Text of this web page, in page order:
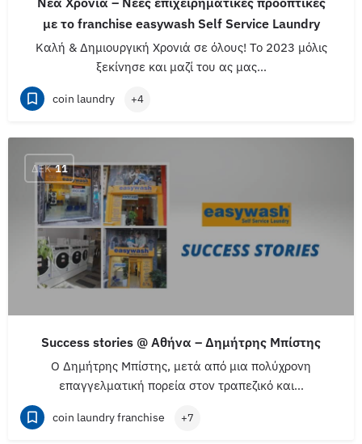
με το franchise easywash Self Service Laundry
Καλή & Δημιουργική Χρονιά σε όλους! To 2023 μόλις
ξεκίνησε και μαζί του ας μας…
coin laundry +4
ΔΕΚ 11
Success stories @ Αθήνα – Δημήτρης Μπίστης
O Δημήτρης Μπίστης, μετά από μια πολύχρονη
επαγγελματική πορεία στον τραπεζικό και…
coin laundry franchise +7